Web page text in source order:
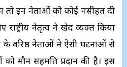
तो इन नेताओं को कोई नसीहत दी
नेतृत्व ने खेद व्यक्त किया
के वरिष्ठ नेताओं ने ऐसी घटनाओं से
मौन सहमति प्रदान की है। इस